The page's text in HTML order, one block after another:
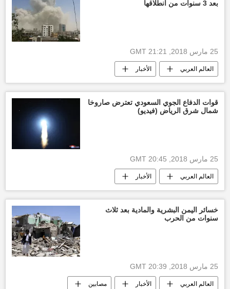
بعد 3 سنوات من انطلاقها
25 مارس 2018, 21:21 GMT
العالم العربي الأخبار
أخبار السعودية اليوم
قوات هادي تعلن تقدمها في صعدة
حركة انصار الله روسيا
قوات الدفاع الجوي السعودي تعترض صاروخا
شمال شرق الرياض (فيديو)
25 مارس 2018, 20:45 GMT
العالم العربي الأخبار
أخبار السعودية اليوم أنصار الله
"أنصار الله" تستهدف السعودية بصواريخ بالستية
أخبار اليمن الأن
خسائر اليمن البشرية والمادية بعد ثلاث
سنوات من الحرب
25 مارس 2018, 20:39 GMT
العالم العربي الأخبار مصابين